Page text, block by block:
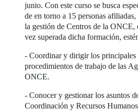
junio. Con este curso se busca
de en torno a 15 personas
la gestión de Centros de la ONCE,
vez superada dicha formación,
- Coordinar y dirigir los principales
procedimientos de trabajo de las
ONCE.
- Conocer y gestionar los asuntos
Coordinación y Recursos